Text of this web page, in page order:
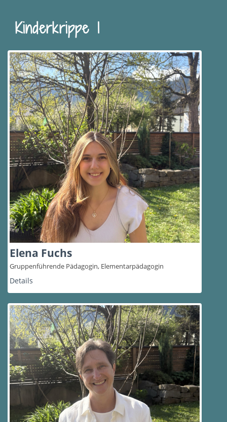
Kinderkrippe 1
Elena Fuchs
Gruppenführende Pädagogin, Elementarpädagogin
Details